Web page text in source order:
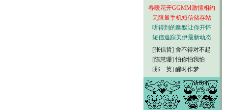
春暖花开GGMM激情相约
无限量手机短信储存站
听得到的幽默让你开怀
短信追踪美伊最新动态
[张信哲] 舍不得对不起
[陈慧珊] 怕你怕我怕
[那 英] 醒时作梦